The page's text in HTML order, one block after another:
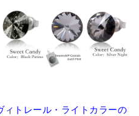
ィトレール・ライトカラーの